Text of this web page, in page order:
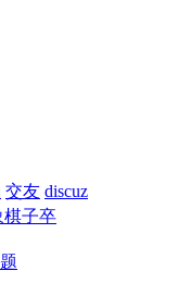
交友 discuz
棋子卒